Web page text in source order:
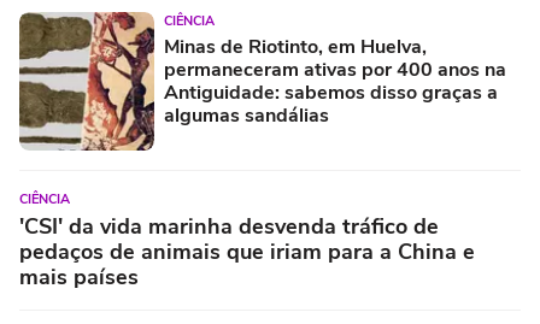
CIÊNCIA
Minas de Riotinto, em Huelva,
permaneceram ativas por 400 anos na
Antiguidade: sabemos disso graças a
algumas sandálias
CIÊNCIA
'CSI' da vida marinha desvenda tráfico de
pedaços de animais que iriam para a China e
mais países